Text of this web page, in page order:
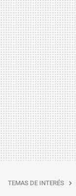
TEMAS DE INTERÉS